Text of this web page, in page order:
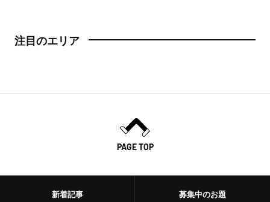
注目のエリア
PAGE TOP
新着記事 募集中のお題